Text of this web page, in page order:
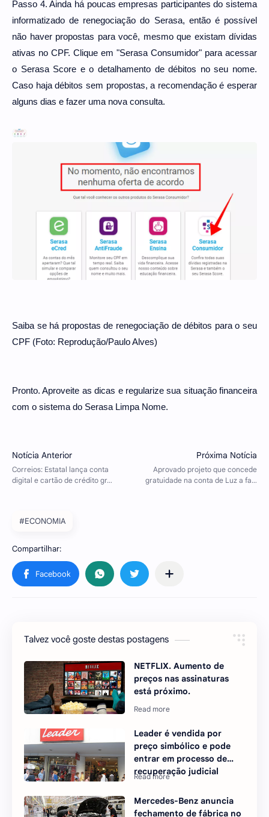
Passo 4. Ainda há poucas empresas participantes do sistema
informatizado de renegociação do Serasa, então é possível
não haver propostas para você, mesmo que existam dívidas
ativas no CPF. Clique em "Serasa Consumidor" para acessar
o Serasa Score e o detalhamento de débitos no seu nome.
Caso haja débitos sem propostas, a recomendação é esperar
alguns dias e fazer uma nova consulta.
Saiba se há propostas de renegociação de débitos para o seu
CPF (Foto: Reprodução/Paulo Alves)
Pronto. Aproveite as dicas e regularize sua situação financeira
com o sistema do Serasa Limpa Nome.
#ECONOMIA
Talvez você goste destas postagens
NETFLIX. Aumento de
preços nas assinaturas
está próximo.
Leader é vendida por
preço simbólico e pode
entrar em processo de
recuperação judicial
Mercedes-Benz anuncia
fechamento de fábrica no